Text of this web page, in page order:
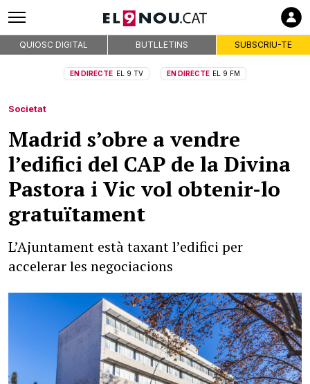
QUIOSC DIGITAL BUTLLETINS SUBSCRIU-TE
EN DIRECTE EL 9 TV EN DIRECTE EL 9 FM
Societat
Madrid s’obre a vendre
l’edifici del CAP de la Divina
Pastora i Vic vol obtenir-lo
gratuïtament
L’Ajuntament està taxant l’edifici per
accelerar les negociacions